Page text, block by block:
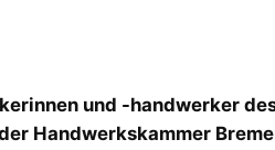
und -handwerker
Handwerkskammer